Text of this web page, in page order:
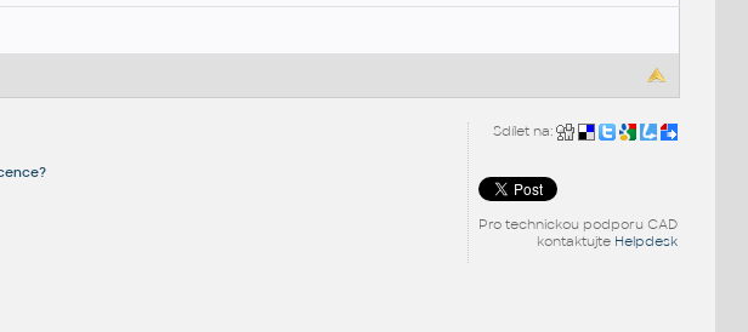
Sdílet na:
Pro technickou podporu CAD
kontaktujte Helpdesk